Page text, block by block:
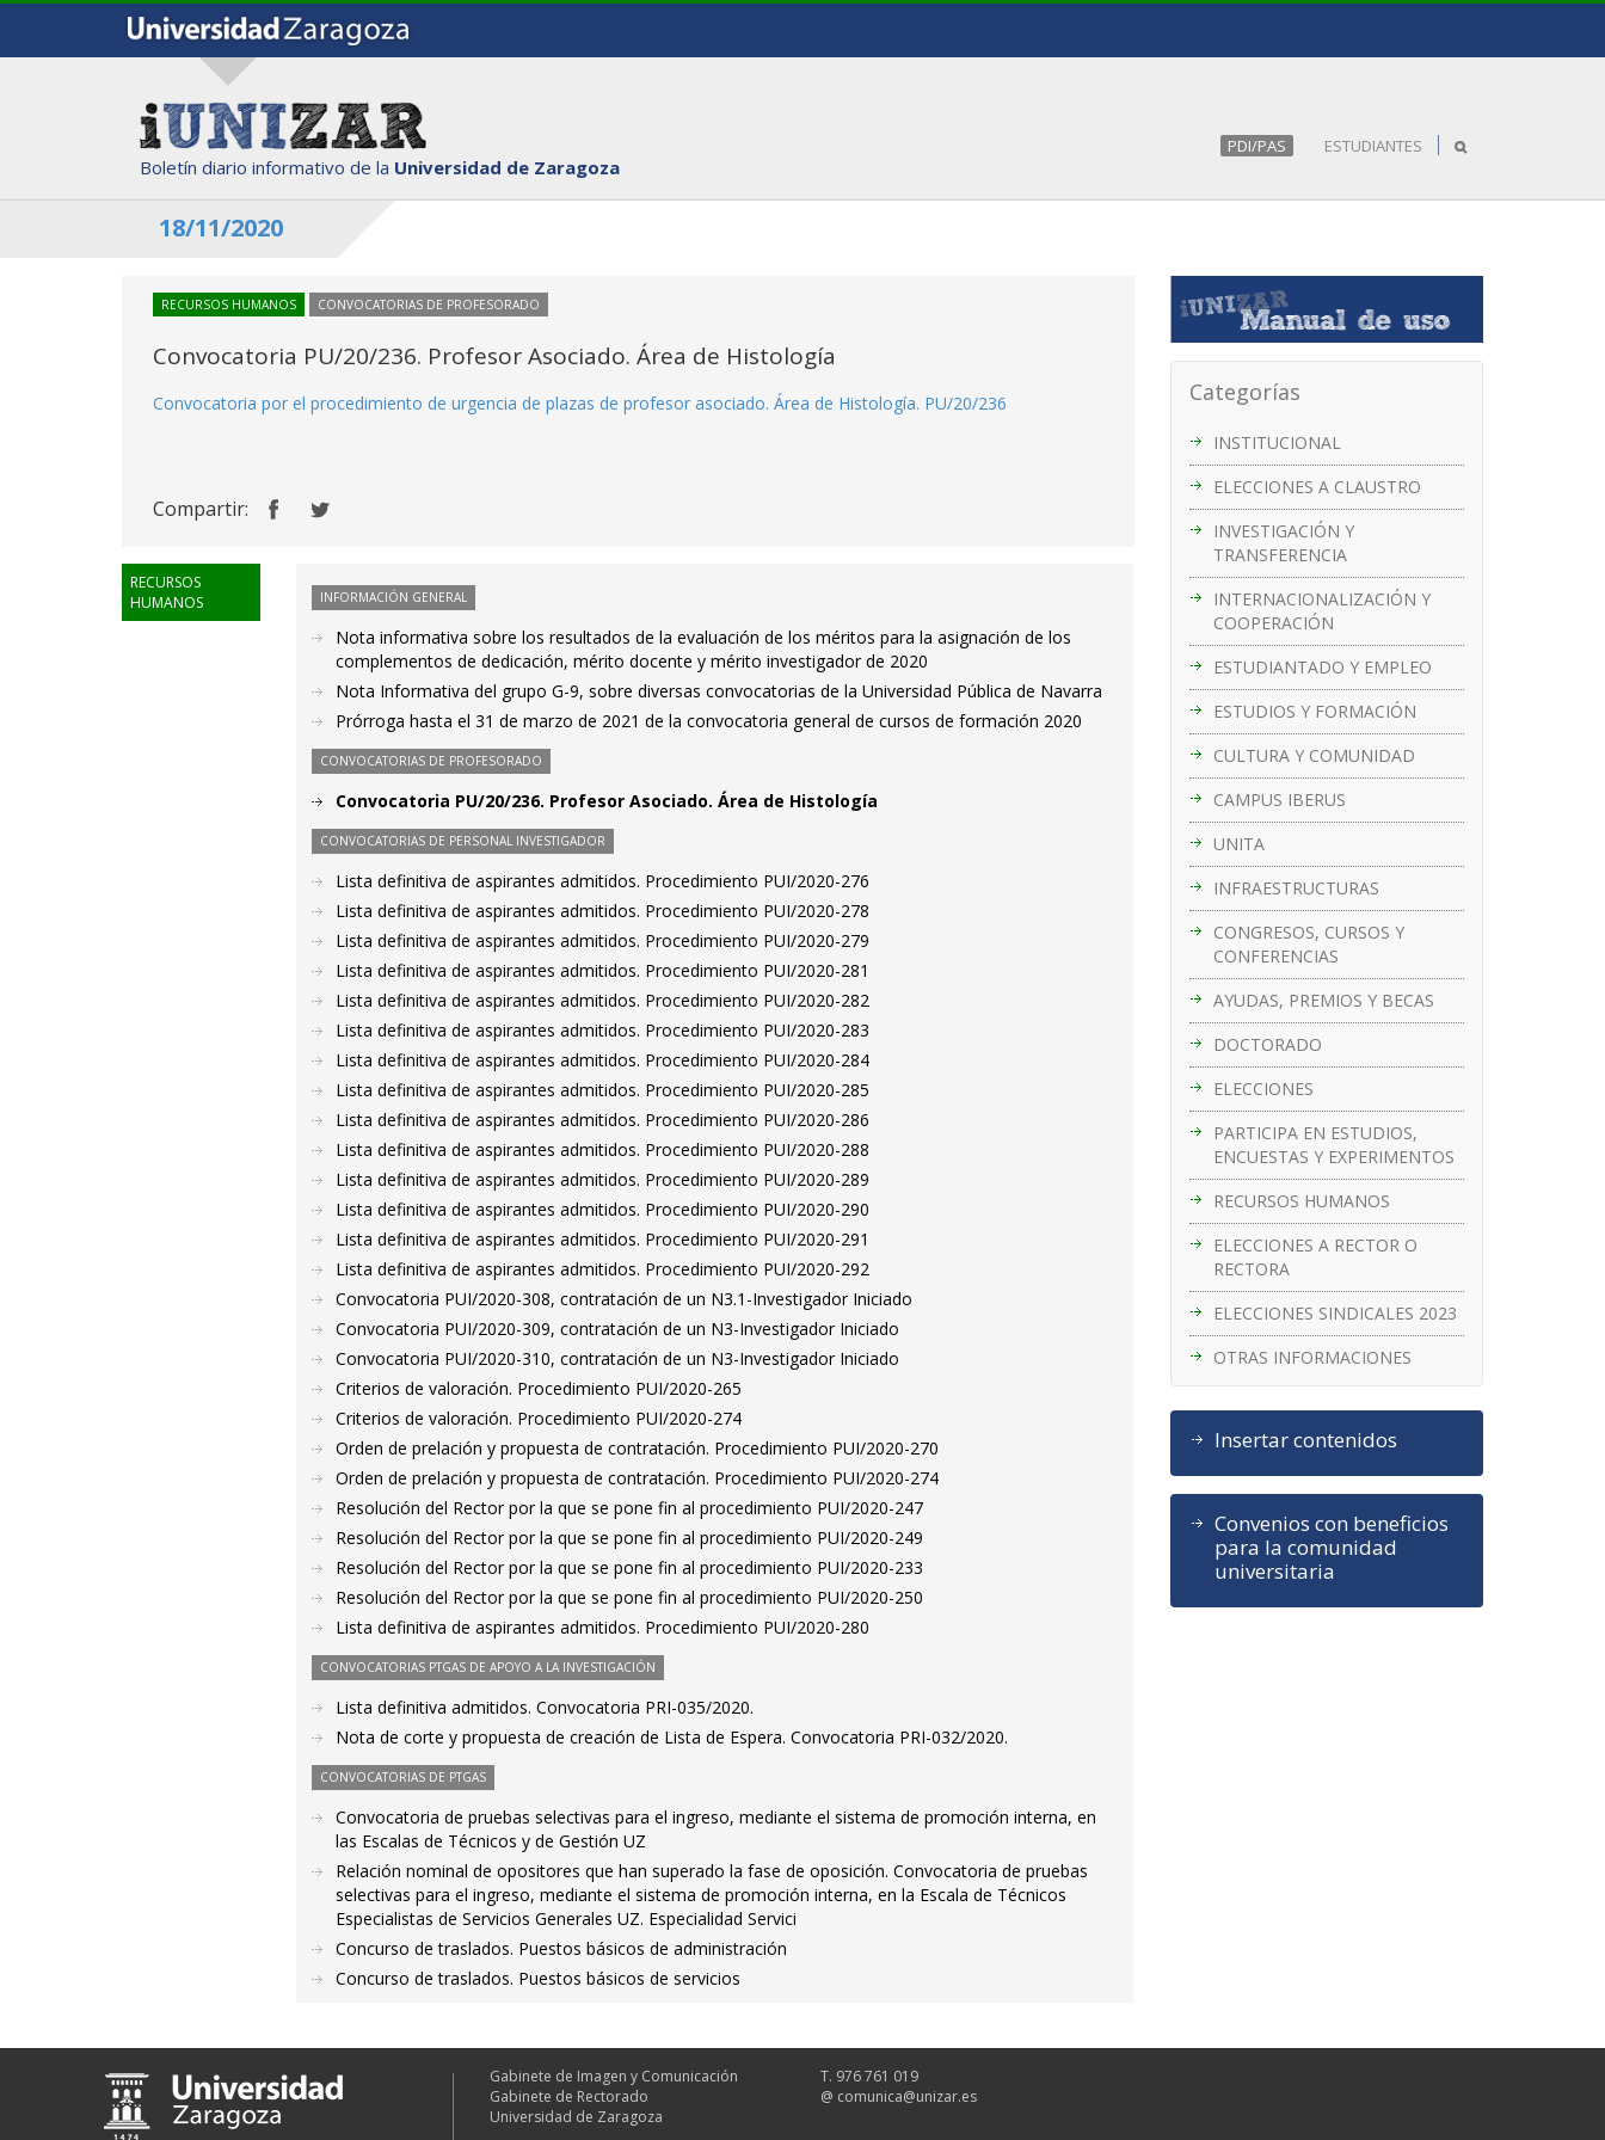
Boletín diario informativo de la Universidad de Zaragoza
PDI/PAS ESTUDIANTES
18/11/2020
Categorías
INSTITUCIONAL
ELECCIONES A CLAUSTRO
INVESTIGACIÓN Y
TRANSFERENCIA
INTERNACIONALIZACIÓN Y
COOPERACIÓN
ESTUDIANTADO Y EMPLEO
ESTUDIOS Y FORMACIÓN
CULTURA Y COMUNIDAD
CAMPUS IBERUS
UNITA
INFRAESTRUCTURAS
CONGRESOS, CURSOS Y
CONFERENCIAS
AYUDAS, PREMIOS Y BECAS
DOCTORADO
ELECCIONES
PARTICIPA EN ESTUDIOS,
ENCUESTAS Y EXPERIMENTOS
RECURSOS HUMANOS
ELECCIONES A RECTOR O
RECTORA
ELECCIONES SINDICALES 2023
OTRAS INFORMACIONES
Insertar contenidos
Convenios con beneficios
para la comunidad
universitaria
RECURSOS HUMANOS CONVOCATORIAS DE PROFESORADO
Convocatoria PU/20/236. Profesor Asociado. Área de Histología
Convocatoria por el procedimiento de urgencia de plazas de profesor asociado. Área de Histología. PU/20/236
Compartir:
RECURSOS
HUMANOS
INFORMACIÓN GENERAL
Nota informativa sobre los resultados de la evaluación de los méritos para la asignación de los
complementos de dedicación, mérito docente y mérito investigador de 2020
Nota Informativa del grupo G-9, sobre diversas convocatorias de la Universidad Pública de Navarra
Prórroga hasta el 31 de marzo de 2021 de la convocatoria general de cursos de formación 2020
CONVOCATORIAS DE PROFESORADO
Convocatoria PU/20/236. Profesor Asociado. Área de Histología
CONVOCATORIAS DE PERSONAL INVESTIGADOR
Lista definitiva de aspirantes admitidos. Procedimiento PUI/2020-276
Lista definitiva de aspirantes admitidos. Procedimiento PUI/2020-278
Lista definitiva de aspirantes admitidos. Procedimiento PUI/2020-279
Lista definitiva de aspirantes admitidos. Procedimiento PUI/2020-281
Lista definitiva de aspirantes admitidos. Procedimiento PUI/2020-282
Lista definitiva de aspirantes admitidos. Procedimiento PUI/2020-283
Lista definitiva de aspirantes admitidos. Procedimiento PUI/2020-284
Lista definitiva de aspirantes admitidos. Procedimiento PUI/2020-285
Lista definitiva de aspirantes admitidos. Procedimiento PUI/2020-286
Lista definitiva de aspirantes admitidos. Procedimiento PUI/2020-288
Lista definitiva de aspirantes admitidos. Procedimiento PUI/2020-289
Lista definitiva de aspirantes admitidos. Procedimiento PUI/2020-290
Lista definitiva de aspirantes admitidos. Procedimiento PUI/2020-291
Lista definitiva de aspirantes admitidos. Procedimiento PUI/2020-292
Convocatoria PUI/2020-308, contratación de un N3.1-Investigador Iniciado
Convocatoria PUI/2020-309, contratación de un N3-Investigador Iniciado
Convocatoria PUI/2020-310, contratación de un N3-Investigador Iniciado
Criterios de valoración. Procedimiento PUI/2020-265
Criterios de valoración. Procedimiento PUI/2020-274
Orden de prelación y propuesta de contratación. Procedimiento PUI/2020-270
Orden de prelación y propuesta de contratación. Procedimiento PUI/2020-274
Resolución del Rector por la que se pone fin al procedimiento PUI/2020-247
Resolución del Rector por la que se pone fin al procedimiento PUI/2020-249
Resolución del Rector por la que se pone fin al procedimiento PUI/2020-233
Resolución del Rector por la que se pone fin al procedimiento PUI/2020-250
Lista definitiva de aspirantes admitidos. Procedimiento PUI/2020-280
CONVOCATORIAS PTGAS DE APOYO A LA INVESTIGACIÓN
Lista definitiva admitidos. Convocatoria PRI-035/2020.
Nota de corte y propuesta de creación de Lista de Espera. Convocatoria PRI-032/2020.
CONVOCATORIAS DE PTGAS
Convocatoria de pruebas selectivas para el ingreso, mediante el sistema de promoción interna, en
las Escalas de Técnicos y de Gestión UZ
Relación nominal de opositores que han superado la fase de oposición. Convocatoria de pruebas
selectivas para el ingreso, mediante el sistema de promoción interna, en la Escala de Técnicos
Especialistas de Servicios Generales UZ. Especialidad Servici
Concurso de traslados. Puestos básicos de administración
Concurso de traslados. Puestos básicos de servicios
Gabinete de Imagen y Comunicación
Gabinete de Rectorado
Universidad de Zaragoza
T. 976 761 019
@ comunica@unizar.es